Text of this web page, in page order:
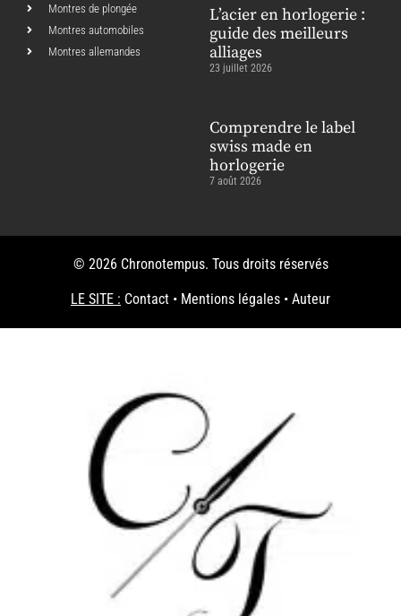
Montres de plongée
Montres automobiles
Montres allemandes
L’acier en horlogerie :
guide des meilleurs
alliages
23 juillet 2026
Comprendre le label
swiss made en
horlogerie
7 août 2026
© 2026 Chronotempus. Tous droits réservés
LE SITE : Contact • Mentions légales • Auteur